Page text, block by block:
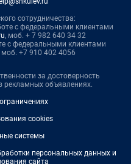
сотрудничества:
с федеральными клиентами
, моб. + 7 982 640 34 32
с федеральными клиентами
моб. +7 910 402 4056
за достоверность
объявлениях.
cookies
системы
персональных данных и
сайта